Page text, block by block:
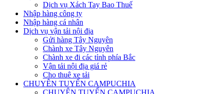
Dịch vụ Xách Tay Bao Thuế
Nhập hàng công ty
Nhập hàng cá nhân
Dịch vụ vận tải nội địa
Gửi hàng Tây Nguyên
Chành xe Tây Nguyên
Chành xe đi các tỉnh phía Bắc
Vận tải nội địa giá rẻ
Cho thuê xe tải
CHUYÊN TUYẾN CAMPUCHIA